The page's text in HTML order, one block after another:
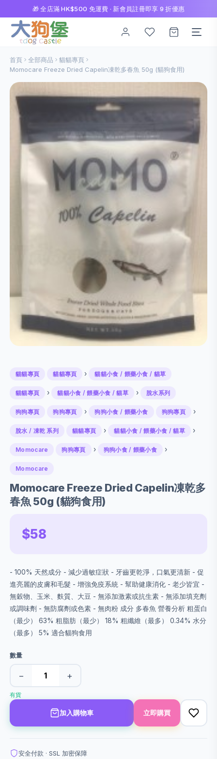
🎁 全店滿 HK$500 免運費 · 新會員註冊即享 9 折優惠
首頁 全部商品
貓貓專頁
Momocare Freeze Dried Capelin凍乾多春魚 50g (貓狗食用)
貓貓專頁 貓貓專頁 › 貓貓小食 / 餵藥小食 / 貓草
貓貓專頁 › 貓貓小食 / 餵藥小食 / 貓草 › 脫水系列
狗狗專頁 狗狗專頁 › 狗狗小食 / 餵藥小食 狗狗專頁 ›
脫水 / 凍乾 系列 貓貓專頁 › 貓貓小食 / 餵藥小食 / 貓草 ›
Momocare 狗狗專頁 › 狗狗小食 / 餵藥小食 ›
Momocare
Momocare Freeze Dried Capelin凍乾多
春魚 50g (貓狗食用)
$58
- 100% 天然成分 - 減少過敏症狀 - 牙齒更乾淨，口氣更清新 - 促
進亮麗的皮膚和毛髮 - 增強免疫系統 - 幫助健康消化 - 老少皆宜 -
無穀物、玉米、麩質、大豆 - 無添加激素或抗生素 - 無添加填充劑
或調味劑 - 無防腐劑或色素 - 無肉粉 成分 多春魚 營養分析 粗蛋白
（最少） 63% 粗脂肪（最少） 18% 粗纖維（最多） 0.34% 水分
（最多） 5% 適合貓狗食用
數量
− +
有貨
加入購物車 立即購買
安全付款 · SSL 加密保障